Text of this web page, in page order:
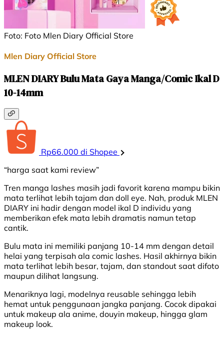
Foto: Foto Mlen Diary Official Store
Mlen Diary Official Store
MLEN DIARY Bulu Mata Gaya Manga/Comic Ikal D
10-14mm
Rp66.000 di Shopee
“harga saat kami review”
Tren manga lashes masih jadi favorit karena mampu bikin
mata terlihat lebih tajam dan doll eye. Nah, produk MLEN
DIARY ini hadir dengan model ikal D individu yang
memberikan efek mata lebih dramatis namun tetap
cantik.
Bulu mata ini memiliki panjang 10-14 mm dengan detail
helai yang terpisah ala comic lashes. Hasil akhirnya bikin
mata terlihat lebih besar, tajam, dan standout saat difoto
maupun dilihat langsung.
Menariknya lagi, modelnya reusable sehingga lebih
hemat untuk penggunaan jangka panjang. Cocok dipakai
untuk makeup ala anime, douyin makeup, hingga glam
makeup look.